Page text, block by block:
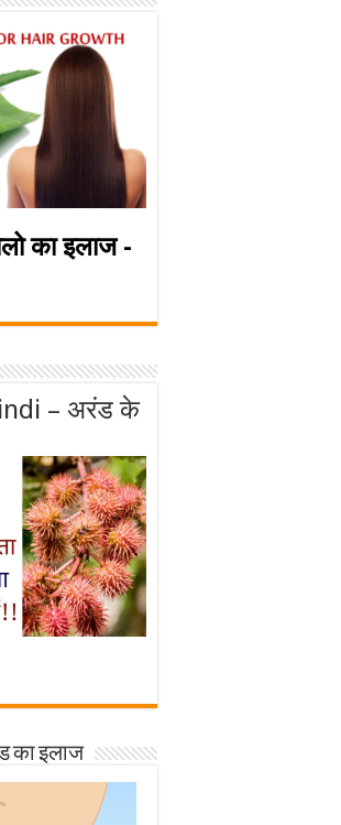
का इलाज -
– अरंड के
का इलाज